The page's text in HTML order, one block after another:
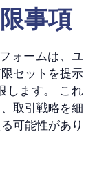
事項
ォームは、ユ
セットを提示
します。 これ
取引戦略を細
可能性があり